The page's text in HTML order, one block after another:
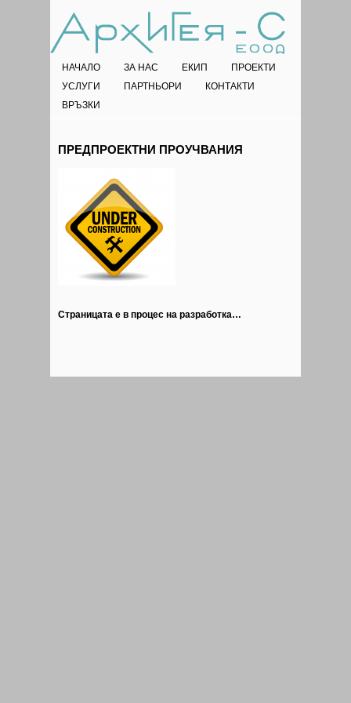
НАЧАЛО ЗА НАС ЕКИП
ПРОЕКТИ
УСЛУГИ
ПАРТНЬОРИ
КОНТАКТИ
ВРЪЗКИ
ПРЕДПРОЕКТНИ ПРОУЧВАНИЯ
Страницата е в процес на разработка…